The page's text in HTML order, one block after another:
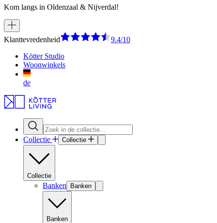
Kom langs in Oldenzaal & Nijverdal!
Klanttevredenheid
9.4/10
Kötter Studio
Woonwinkels
de
Collectie Collectie
Collectie
Banken Banken
Banken